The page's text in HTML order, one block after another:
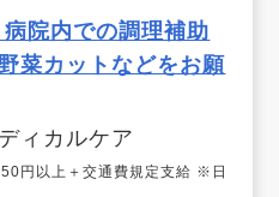
院内での調理補助
菜カットなどをお願
ィカルケア
円以上＋交通費規定支給 ※日